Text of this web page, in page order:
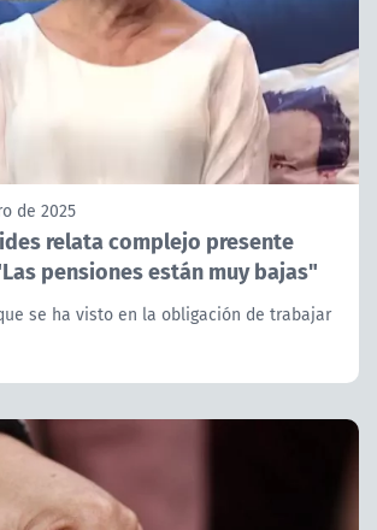
de 2025
relata complejo presente
pensiones están muy bajas"
se ha visto en la obligación de trabajar